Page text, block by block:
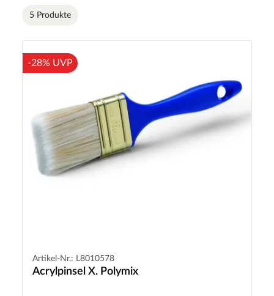
5 Produkte
-28% UVP
Artikel-Nr.: L8010578
Acrylpinsel X. Polymix